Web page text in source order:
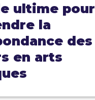
ultime pour
la
des
en arts